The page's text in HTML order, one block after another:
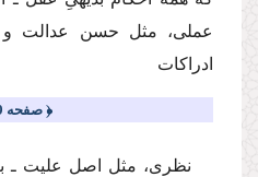
عملى، مثل حسن عدالت و
ادراكات
﴿ صفحه 129﴾
نظرى، مثل اصل علیت ـ